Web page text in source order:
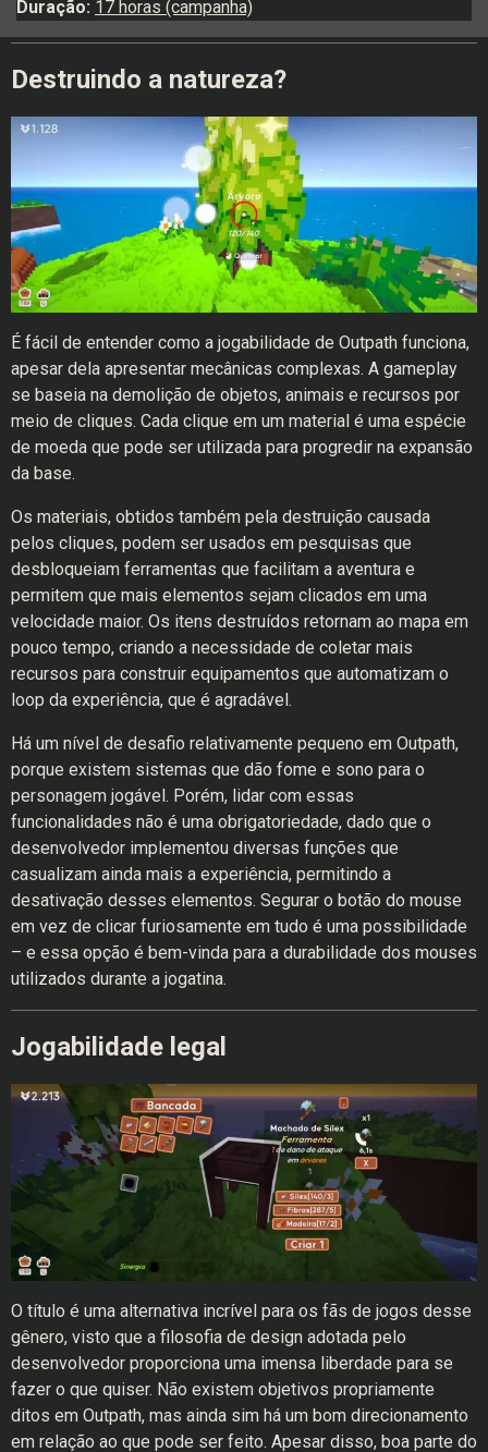
Duração: 17 horas (campanha)
Destruindo a natureza?
É fácil de entender como a jogabilidade de Outpath funciona,
apesar dela apresentar mecânicas complexas. A gameplay
se baseia na demolição de objetos, animais e recursos por
meio de cliques. Cada clique em um material é uma espécie
de moeda que pode ser utilizada para progredir na expansão
da base.
Os materiais, obtidos também pela destruição causada
pelos cliques, podem ser usados em pesquisas que
desbloqueiam ferramentas que facilitam a aventura e
permitem que mais elementos sejam clicados em uma
velocidade maior. Os itens destruídos retornam ao mapa em
pouco tempo, criando a necessidade de coletar mais
recursos para construir equipamentos que automatizam o
loop da experiência, que é agradável.
Há um nível de desafio relativamente pequeno em Outpath,
porque existem sistemas que dão fome e sono para o
personagem jogável. Porém, lidar com essas
funcionalidades não é uma obrigatoriedade, dado que o
desenvolvedor implementou diversas funções que
casualizam ainda mais a experiência, permitindo a
desativação desses elementos. Segurar o botão do mouse
em vez de clicar furiosamente em tudo é uma possibilidade
– e essa opção é bem-vinda para a durabilidade dos mouses
utilizados durante a jogatina.
Jogabilidade legal
O título é uma alternativa incrível para os fãs de jogos desse
gênero, visto que a filosofia de design adotada pelo
desenvolvedor proporciona uma imensa liberdade para se
fazer o que quiser. Não existem objetivos propriamente
ditos em Outpath, mas ainda sim há um bom direcionamento
em relação ao que pode ser feito. Apesar disso, boa parte do